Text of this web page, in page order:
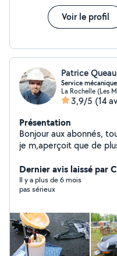
Voir le profil
Patrice Queau
Service
La Rochelle (Les
3,9/5 (14
Présentation
Bonjour aux abonnés,
je m,aperçoit que de
avec le temps, il faut ne
la bible d,aider son
si je peux faire plaisir merci à
Dernier avis laissé par
Il y a plus de 6 mois
pas sérieux